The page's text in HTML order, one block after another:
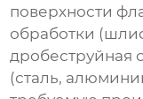
поверхности
обработки
дробеструйная
(сталь,